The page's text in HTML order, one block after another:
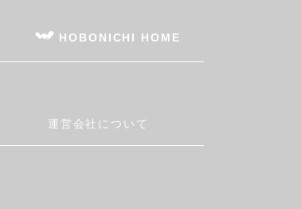
HOBONICHI HOME
運営会社について